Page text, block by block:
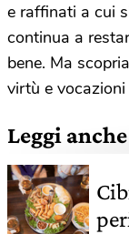
e raffinati a cui
continua a
bene. Ma
virtù e vocazioni
Leggi anche